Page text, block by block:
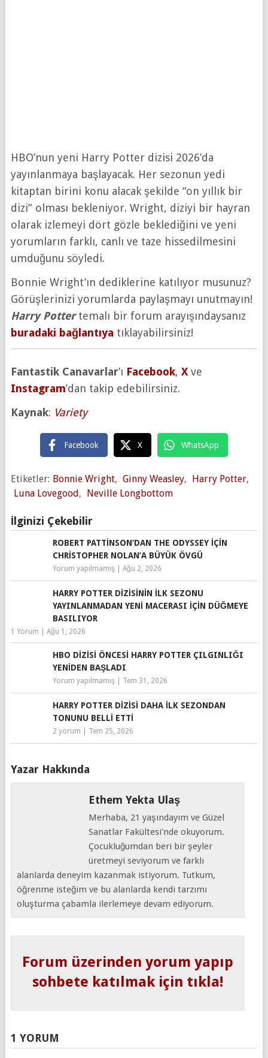
HBO’nun yeni Harry Potter dizisi 2026’da
yayınlanmaya başlayacak. Her sezonun yedi
kitaptan birini konu alacak şekilde “on yıllık bir
dizi” olması bekleniyor. Wright, diziyi bir hayran
olarak izlemeyi dört gözle beklediğini ve yeni
yorumların farklı, canlı ve taze hissedilmesini
umduğunu söyledi.
Bonnie Wright’ın dediklerine katılıyor musunuz?
Görüşlerinizi yorumlarda paylaşmayı unutmayın!
Harry Potter temalı bir forum arayışındaysanız
buradaki bağlantıya tıklayabilirsiniz!
Fantastik Canavarlar’ı Facebook, Xve
Instagram’dan takip edebilirsiniz.
Kaynak: Variety
Facebook X WhatsApp
Etiketler: Bonnie Wright, Ginny Weasley, Harry Potter,
Luna Lovegood, Neville Longbottom
İlginizi Çekebilir
ROBERT PATTINSON’DAN THE ODYSSEY IÇIN
CHRISTOPHER NOLAN’A BÜYÜK ÖVGÜ
Yorum yapılmamış| Ağu 2, 2026
HARRY POTTER DIZISININ İLK SEZONU
YAYINLANMADAN YENI MACERASI IÇIN DÜĞMEYE
BASILIYOR
1 Yorum Ağu 1, 2026
HBO DIZISI ÖNCESI HARRY POTTER ÇILGINLIĞI
YENIDEN BAŞLADI
Yorum yapılmamış| Tem 31, 2026
HARRY POTTER DIZISI DAHA İLK SEZONDAN
TONUNU BELLI ETTI
2 yorum Tem 25, 2026
Yazar Hakkında
Ethem Yekta Ulaş
Merhaba, 21 yaşındayım ve Güzel
Sanatlar Fakültesi'nde okuyorum.
Çocukluğumdan beri bir şeyler
üretmeyi seviyorum ve farklı
alanlarda deneyim kazanmak istiyorum. Tutkum,
öğrenme isteğim ve bu alanlarda kendi tarzımı
oluşturma çabamla ilerlemeye devam ediyorum.
Forum üzerinden yorum yapıp
sohbete katılmak için tıkla!
1 YORUM